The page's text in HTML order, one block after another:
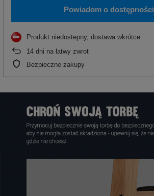
Powiadom o dostępności
Produkt niedostepny, dostawa wkrótce
14 dni na łatwy zwrot
Bezpieczne zakupy